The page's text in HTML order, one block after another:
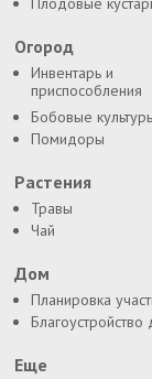
Огород
Инвентарь и
приспособления
Бобовые
Помидоры
Растения
Травы
Чай
Дом
Планировка
Благоустройство
Еще